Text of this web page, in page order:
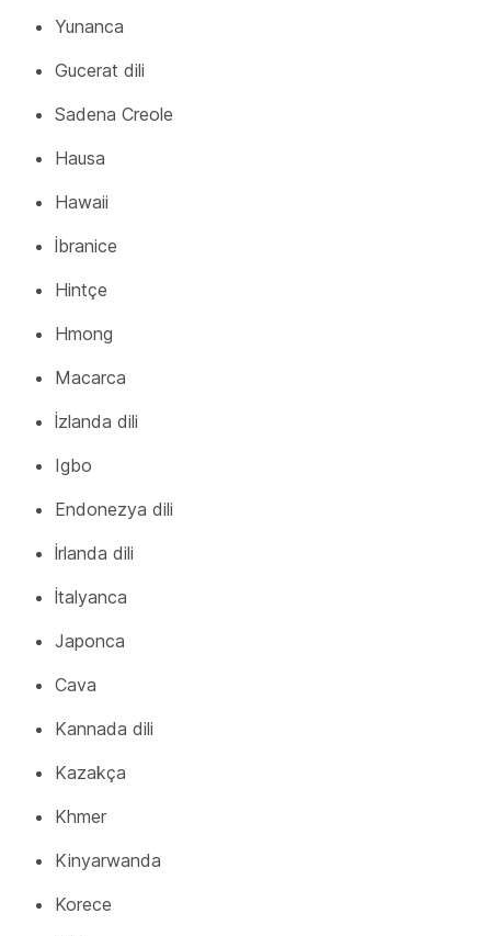
Yunanca
Gucerat dili
Sadena Creole
Hausa
Hawaii
İbranice
Hintçe
Hmong
Macarca
İzlanda dili
Igbo
Endonezya dili
İrlanda dili
İtalyanca
Japonca
Cava
Kannada dili
Kazakça
Khmer
Kinyarwanda
Korece